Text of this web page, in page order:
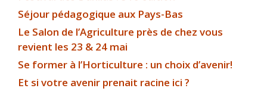
Séjour pédagogique aux Pays-Bas
Le Salon de l’Agriculture près de chez vous
revient les 23 & 24 mai
Se former à l’Horticulture : un choix d’avenir!
Et si votre avenir prenait racine ici ?